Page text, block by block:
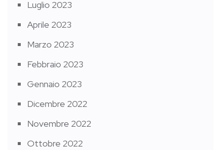
Luglio 2023
Aprile 2023
Marzo 2023
Febbraio 2023
Gennaio 2023
Dicembre 2022
Novembre 2022
Ottobre 2022